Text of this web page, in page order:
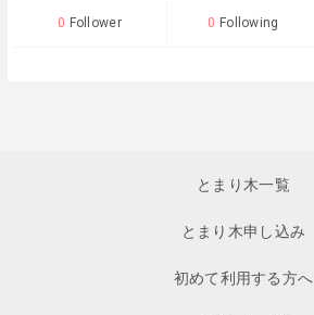
0 Follower 0 Following
とまり木一覧
とまり木申し込み
初めて利用する方へ